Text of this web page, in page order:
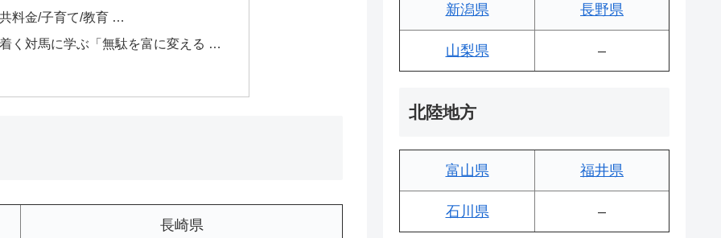
料金/子育て/教育 …
く対馬に学ぶ「無駄を富に変える …
長崎県
新潟県 長野県
山梨県 –
北陸地方
富山県 福井県
石川県 –